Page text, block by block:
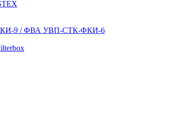
ФКИ-9 / ФВА УВП-СТК-ФКИ-6